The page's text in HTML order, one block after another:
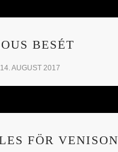
BESÉT
14. AUGUST 2017
FÖR VENISON